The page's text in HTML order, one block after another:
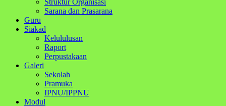
Sarana dan Prasarana
Guru
Siakad
Kelululusan
Raport
Perpustakaan
Galeri
Sekolah
Pramuka
IPNU/IPPNU
Modul